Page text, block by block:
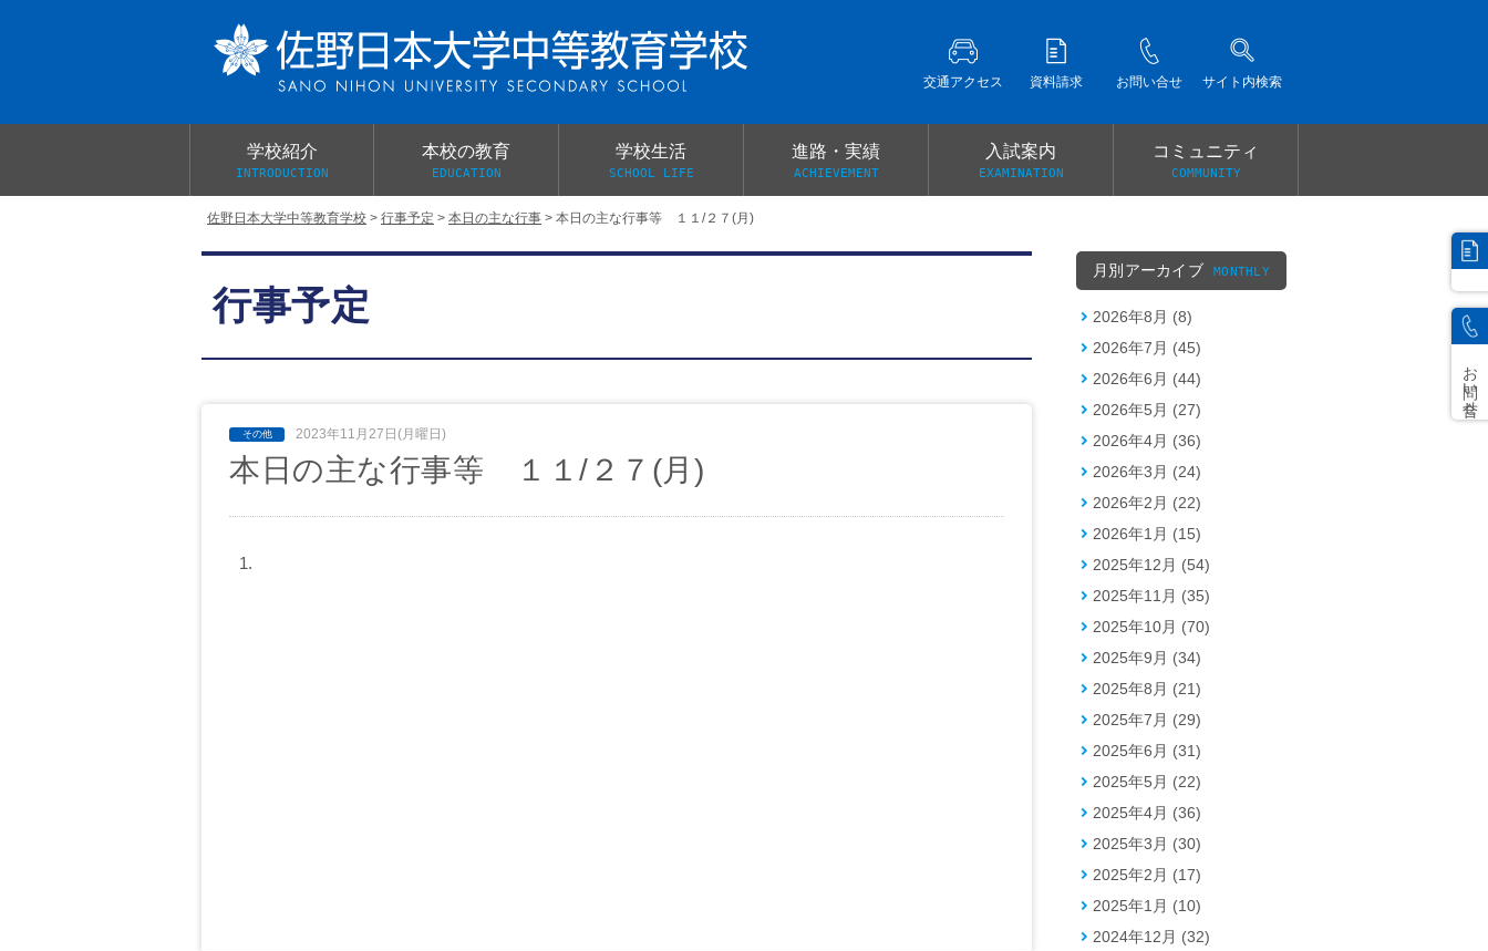
お問い合せ
交通アクセス 資料請求 お問い合せ サイト内検索
佐野日本大学中等教育学校 > 行事予定 > 本日の主な行事 > 本日の主な行事等 １１/２７(月)
学校紹介
INTRODUCTION
学校案内パンフレット
本校の教育
EDUCATION
総合的探究（学習）の時間
学校生活
SCHOOL LIFE
制服紹介
進路・実績
ACHIEVEMENT
入試案内
EXAMINATION
コミュニティ
COMMUNITY
桜美会
行事予定
2023年11月27日(月曜日)
本日の主な行事等 １１/２７(月)
月別アーカイブ MONTHLY
2026年8月 (8)
2026年7月 (45)
2026年6月 (44)
2026年5月 (27)
2026年4月 (36)
2026年3月 (24)
2026年2月 (22)
2026年1月 (15)
2025年12月 (54)
2025年11月 (35)
2025年10月 (70)
2025年9月 (34)
2025年8月 (21)
2025年7月 (29)
2025年6月 (31)
2025年5月 (22)
2025年4月 (36)
2025年3月 (30)
2025年2月 (17)
2025年1月 (10)
2024年12月 (32)